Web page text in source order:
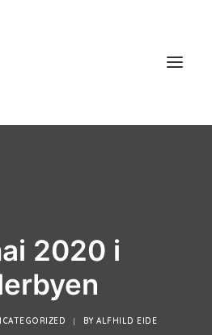
KORPSET
2020 i
| BYALFHILD EIDE